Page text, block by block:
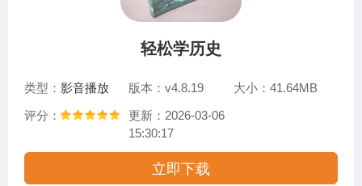
轻松学历史
类型： 影音播放 版本：v4.8.19
大小：41.64MB
评分：
更新：2026-03-06
15:30:17
立即下载